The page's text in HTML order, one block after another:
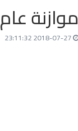
موازنة عام 2018
2018-07-27 23:11:32